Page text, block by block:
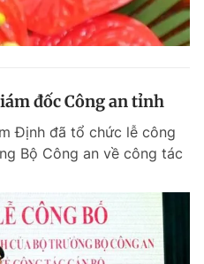
đốc Công an tỉnh
Định đã tổ chức lễ công
Bộ Công an về công tác